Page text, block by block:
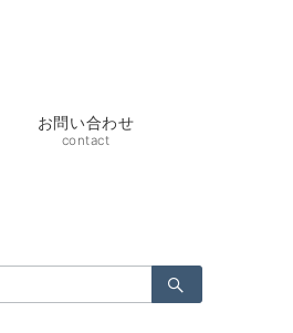
お問い合わせ
contact